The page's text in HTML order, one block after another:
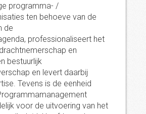
programma- /
ten behoeve van de
de
professionaliseert het
en
bestuurlijk
en levert daarbij
Tevens is de eenheid
voor de uitvoering van het